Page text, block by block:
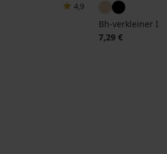
4,9
Bh-verkleiner I
7,29 €